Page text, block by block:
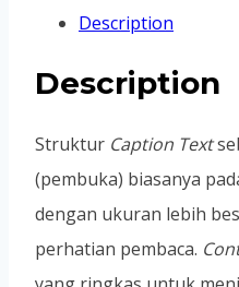
Description
Description
Struktur Caption Text
(pembuka) biasanya
dengan ukuran lebih
perhatian pembaca.